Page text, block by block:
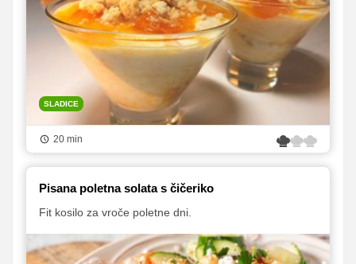
SLADICE
20 min
Pisana poletna solata s čičeriko
Fit kosilo za vroče poletne dni.